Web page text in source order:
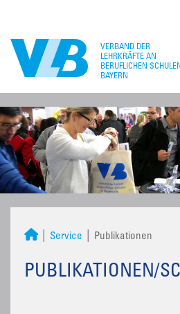
Service Publikationen
PUBLIKATIONEN/